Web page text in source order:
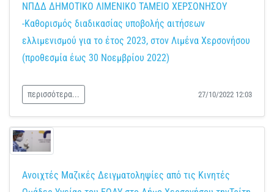
ΝΠΔΔ ΔΗΜΟΤΙΚΟ ΛΙΜΕΝΙΚΟ ΤΑΜΕΙΟ ΧΕΡΣΟΝΗΣΟΥ
-Καθορισμός διαδικασίας υποβολής αιτήσεων
ελλιμενισμού για το έτος 2023, στον Λιμένα Χερσονήσου
(προθεσμία έως 30 Νοεμβρίου 2022)
περισσότερα... 27/10/2022 12:03
Ανοιχτές Μαζικές Δειγματοληψίες από τις Κινητές